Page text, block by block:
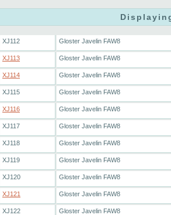
XJ112 Gloster Javelin FAW8
XJ113 Gloster Javelin FAW8
XJ114 Gloster Javelin FAW8
XJ115 Gloster Javelin FAW8
XJ116 Gloster Javelin FAW8
XJ117 Gloster Javelin FAW8
XJ118 Gloster Javelin FAW8
XJ119 Gloster Javelin FAW8
XJ120 Gloster Javelin FAW8
XJ121 Gloster Javelin FAW8
XJ122 Gloster Javelin FAW8